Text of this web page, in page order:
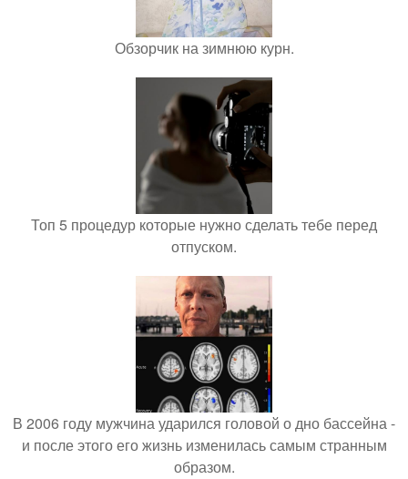
Обзорчик на зимнюю курн.
Топ 5 процедур которые нужно сделать тебе перед
отпуском.
В 2006 году мужчина ударился головой о дно бассейна -
и после этого его жизнь изменилась самым странным
образом.